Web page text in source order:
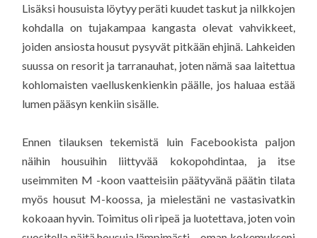
Lisäksi housuista löytyy peräti kuudet taskut ja nilkkojen
kohdalla on tujakampaa kangasta olevat vahvikkeet,
joiden ansiosta housut pysyvät pitkään ehjinä. Lahkeiden
suussa on resorit ja tarranauhat, joten nämä saa laitettua
kohlomaisten vaelluskenkienkin päälle, jos haluaa estää
lumen pääsyn kenkiin sisälle.
Ennen tilauksen tekemistä luin Facebookista paljon
näihin housuihin liittyvää kokopohdintaa, ja itse
useimmiten M -koon vaatteisiin päätyvänä päätin tilata
myös housut M-koossa, ja mielestäni ne vastasivatkin
kokoaan hyvin. Toimitus oli ripeä ja luotettava, joten voin